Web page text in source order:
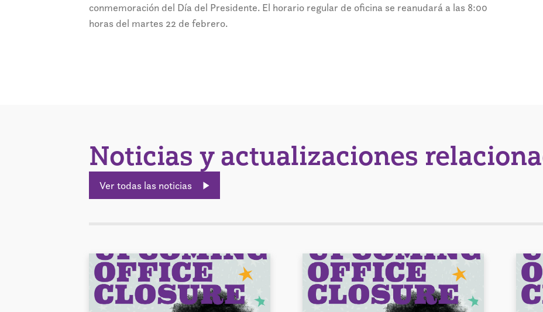
conmemoración del Día del Presidente. El horario regular de oficina se reanudará a las 8:00
horas del martes 22 de febrero.
Noticias y actualizaciones
Ver todas las noticias